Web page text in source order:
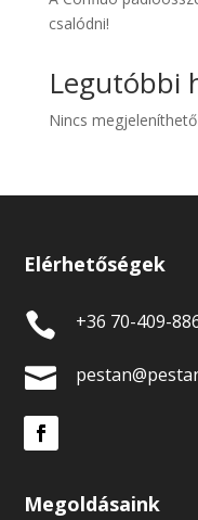
csalódni!
Legutóbbi
Nincs
Elérhetőségek
 +36 70-409-

Megoldásaink